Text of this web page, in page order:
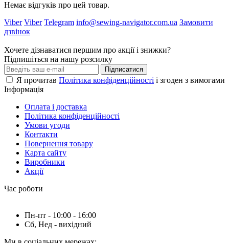
Немає відгуків про цей товар.
Viber Viber Telegram info@sewing-navigator.com.ua Замовити
дзвінок
Хочете дізнаватися першим про акції і знижки?
Підпишіться на нашу розсилку
Підписатися
Я прочитав Політика конфіденційності і згоден з вимогами
Інформація
Оплата і доставка
Політика конфіденційності
Умови угоди
Контакти
Повернення товару
Карта сайту
Виробники
Акції
Час роботи
Пн-пт - 10:00 - 16:00
Сб, Нед - вихідний